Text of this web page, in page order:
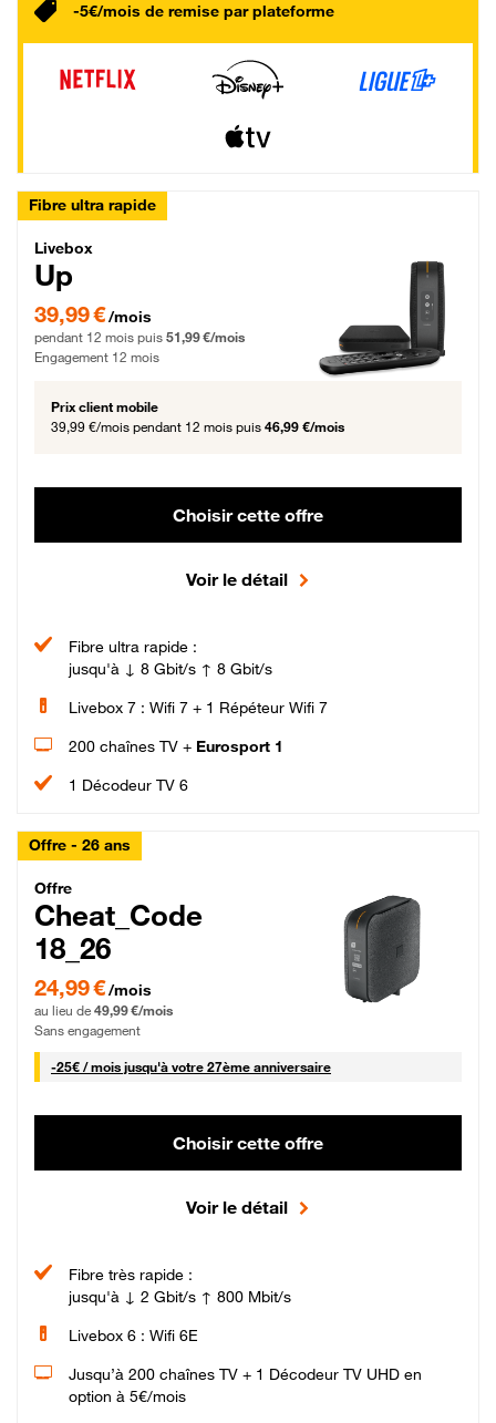
-5€/mois de remise par plateforme
Fibre ultra rapide
Livebox Up Fibre
Livebox
Up
39,99 € par mois pendant 12 mois puis 51,99 € par mois, Engagement 12 mois
39,99 €/mois
pendant 12 mois puis 51,99 €/mois
Engagement 12 mois
Prix client mobile
39,99 €/mois pendant 12 mois puis 46,99 €/mois
Choisir cette offre
Voir le détail
Fibre ultra rapide :
jusqu'à ↓ 8 Gbit/s ↑ 8 Gbit/s
Livebox 7 : Wifi 7 + 1 Répéteur Wifi 7
200 chaînes TV + Eurosport 1
1 Décodeur TV 6
Offre - 26 ans
Cheat_Code Fibre_18_26
Offre
Cheat_Code
18_26
24,99 € par mois pendant 0 mois puis 49,99 € par mois, Sans engagement
24,99 €/mois
au lieu de 49,99 €/mois
Sans engagement
-25€ / mois25 € par mois
jusqu'à votre 27ème anniversaire
Choisir cette offre
Voir le détail
Fibre très rapide :
jusqu'à ↓ 2 Gbit/s ↑ 800 Mbit/s
Livebox 6 : Wifi 6E
Jusqu’à 200 chaînes TV + 1 Décodeur TV UHD en
option à 5€/mois